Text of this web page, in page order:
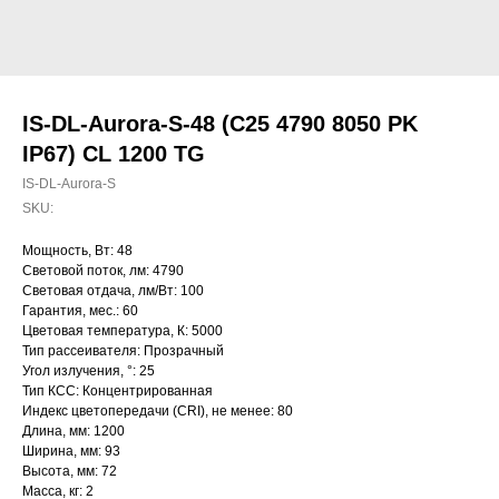
IS-DL-Aurora-S-48 (C25 4790 8050 PK
IP67) CL 1200 TG
IS-DL-Aurora-S
SKU:
Мощность, Вт: 48
Световой поток, лм: 4790
Световая отдача, лм/Вт: 100
Гарантия, мес.: 60
Цветовая температура, К: 5000
Тип рассеивателя: Прозрачный
Угол излучения, °: 25
Тип КСС: Концентрированная
Индекс цветопередачи (CRI), не менее: 80
Длина, мм: 1200
Ширина, мм: 93
Высота, мм: 72
Масса, кг: 2